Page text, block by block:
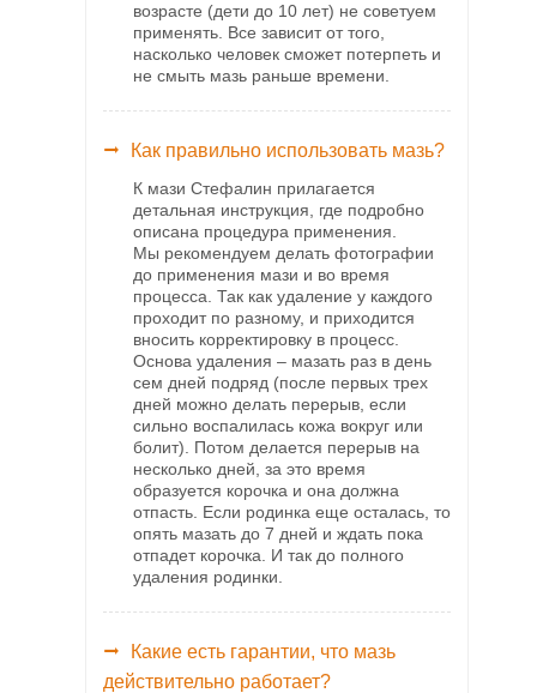
возрасте (дети до 10 лет) не советуем
применять. Все зависит от того,
насколько человек сможет потерпеть и
не смыть мазь раньше времени.
Как правильно использовать мазь?
К мази Стефалин прилагается
детальная инструкция, где подробно
описана процедура применения.
Мы рекомендуем делать фотографии
до применения мази и во время
процесса. Так как удаление у каждого
проходит по разному, и приходится
вносить корректировку в процесс.
Основа удаления – мазать раз в день
сем дней подряд (после первых трех
дней можно делать перерыв, если
сильно воспалилась кожа вокруг или
болит). Потом делается перерыв на
несколько дней, за это время
образуется корочка и она должна
отпасть. Если родинка еще осталась, то
опять мазать до 7 дней и ждать пока
отпадет корочка. И так до полного
удаления родинки.
Какие есть гарантии, что мазь
действительно работает?